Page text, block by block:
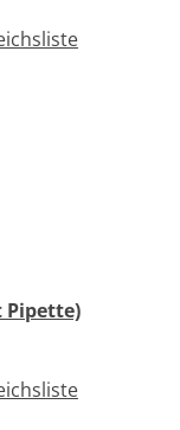
Pipette)